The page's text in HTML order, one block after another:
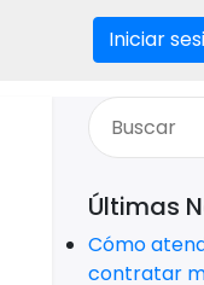
Iniciar
Últimas
Cómo
contratar